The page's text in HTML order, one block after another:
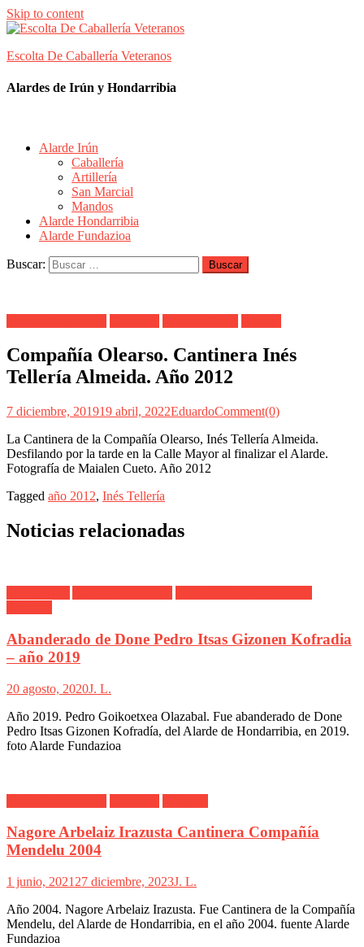
Skip to content
Escolta De Caballería Veteranos
Alardes de Irún y Hondarribia
Alarde Irún
Caballería
Artillería
San Marcial
Mandos
Alarde Hondarribia
Alarde Fundazioa
Buscar:
Compañía Olearso. Cantinera Inés
Tellería Almeida. Año 2012
7 diciembre, 201919 abril, 2022EduardoComment(0)
La Cantinera de la Compañía Olearso, Inés Tellería Almeida.
Desfilando por la tarde en la Calle Mayor al finalizar el Alarde.
Fotografía de Maialen Cueto. Año 2012
Tagged año 2012, Inés Tellería
Noticias relacionadas
Abanderado de Done Pedro Itsas Gizonen Kofradia
– año 2019
20 agosto, 2020J. L.
Año 2019. Pedro Goikoetxea Olazabal. Fue abanderado de Done
Pedro Itsas Gizonen Kofradía, del Alarde de Hondarribia, en 2019.
foto Alarde Fundazioa
Nagore Arbelaiz Irazusta Cantinera Compañía
Mendelu 2004
1 junio, 2021 27 diciembre, 2023J. L.
Año 2004. Nagore Arbelaiz Irazusta. Fue Cantinera de la Compañía
Mendelu, del Alarde de Hondarribia, en el año 2004. fuente Alarde
Fundazioa